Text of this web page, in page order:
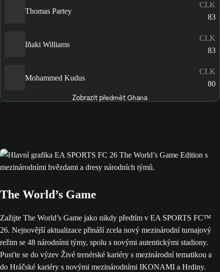
Thomas Partey
CLK
83
Iñaki Williams
CLK
83
Mohammed Kudus
CLK
80
Zobrazit předmět Ghana
The World’s Game
Zažijte The World’s Game jako nikdy předtím v EA SPORTS FC™
26. Nejnovější aktualizace přináší zcela nový mezinárodní turnajový
režim se 48 národními týmy, spolu s novými autentickými stadiony.
Pusťte se do výzev Živé trenérské kariéry s mezinárodní tematikou a
do Hráčské kariéry s novými mezinárodními IKONAMI a Hrdiny.